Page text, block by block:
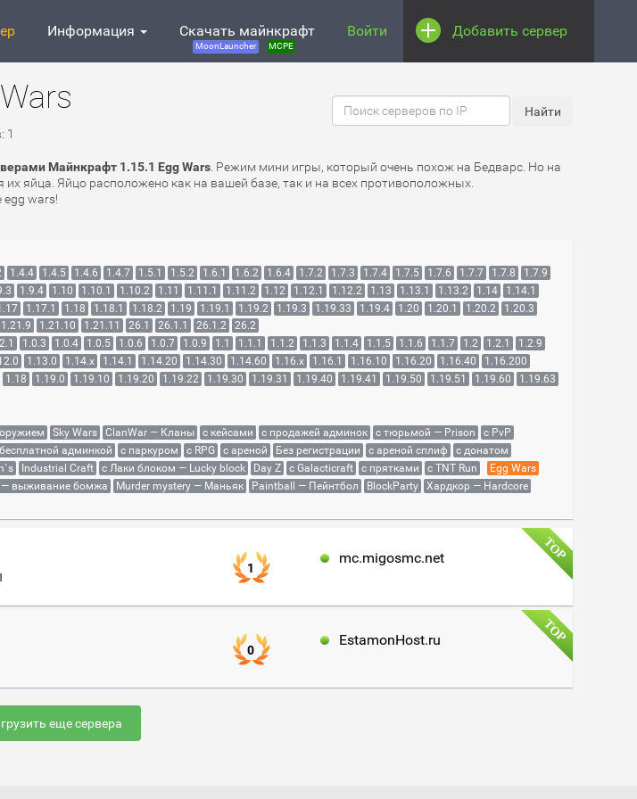
Информация Скачать майнкрафт
MoonLauncher MCPE
Войти Добавить сервер
1
Майнкрафт 1.15.1 Egg Wars . Режим мини игры, который очень похож на Бедварс. Но на
яйца. Яйцо расположено как на вашей базе, так и на всех противоположных.
wars!
1.4.4 1.4.5 1.4.6 1.4.7 1.5.1 1.5.2 1.6.1 1.6.2 1.6.4 1.7.2 1.7.3 1.7.4 1.7.5 1.7.6 1.7.7 1.7.8
1.7.9
1.9.4 1.10 1.10.1 1.10.2 1.11 1.11.1 1.11.2 1.12 1.12.1 1.12.2 1.13 1.13.1 1.13.2 1.14
1.14.1
1.17.1 1.18 1.18.1 1.18.2 1.19 1.19.1 1.19.2 1.19.3 1.19.33 1.19.4 1.20 1.20.1 1.20.2
1.20.3
1.21.9 1.21.10 1.21.11 26.1 26.1.1 26.1.2 26.2
1.0.3 1.0.4 1.0.5 1.0.6 1.0.7 1.0.9 1.1 1.1.1 1.1.2 1.1.3 1.1.4 1.1.5 1.1.6 1.1.7 1.2 1.2.1
1.2.9
1.13.0 1.14.x 1.14.1 1.14.20 1.14.30 1.14.60 1.16.x 1.16.1 1.16.10 1.16.20 1.16.40
1.16.200
1.18 1.19.0 1.19.10 1.19.20 1.19.22 1.19.30 1.19.31 1.19.40 1.19.41 1.19.50 1.19.51 1.19.60
1.19.63
Sky Wars ClanWar — Кланы с кейсами с продажей админок с тюрьмой — Prison
с PvP
админкой с паркуром с RPG с ареной Без регистрации с ареной сплиф
с донатом
Industrial Craft с Лаки блоком — Lucky block Day Z с Galacticraft с прятками с TNT Run
Egg Wars
выживание бомжа Murder mystery — Маньяк Paintball — Пейнтбол BlockParty
Хардкор — Hardcore
1
mc.migosmc.net
0
EstamonHost.ru
еще сервера